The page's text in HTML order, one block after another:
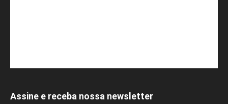
Assine e receba nossa newsletter